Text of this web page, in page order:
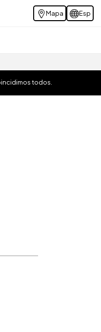
Mapa Esp
todos.